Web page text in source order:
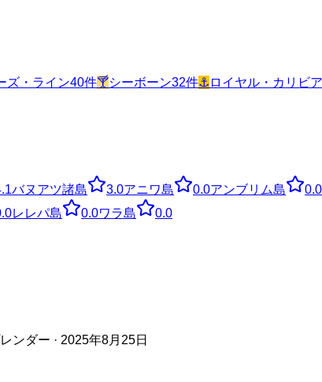
ズ・ライン40件🍸シーボーン32件⚓ ロイヤル・カリビ
バヌアツ諸島 3.0アニワ島 0.0アンブリム島 0.0
レレパ島 0.0ワラ島 0.0
ンダー · 2025年8月25日